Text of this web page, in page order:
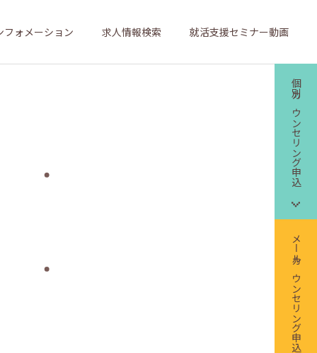
フォメーション 求人情報検索 就活支援セミナー動画
個別カウンセリング申込
メールカウンセリング申込